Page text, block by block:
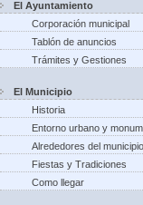
El Ayuntamiento
Corporación municipal
Tablón de anuncios
Trámites y Gestiones
El Municipio
Historia
Entorno urbano y
Alrededores del municipio
Fiestas y Tradiciones
Como llegar